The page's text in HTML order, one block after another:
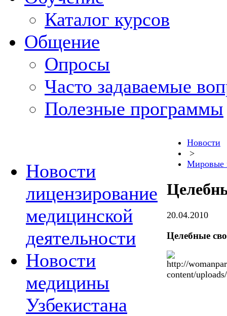
Каталог курсов
Общение
Опросы
Часто задаваемые
Полезные программы
Новости
лицензирование
медицинской
деятельности
Новости
медицины
Узбекистана
Новости
>
Мировые
20.04.2010
Целебные